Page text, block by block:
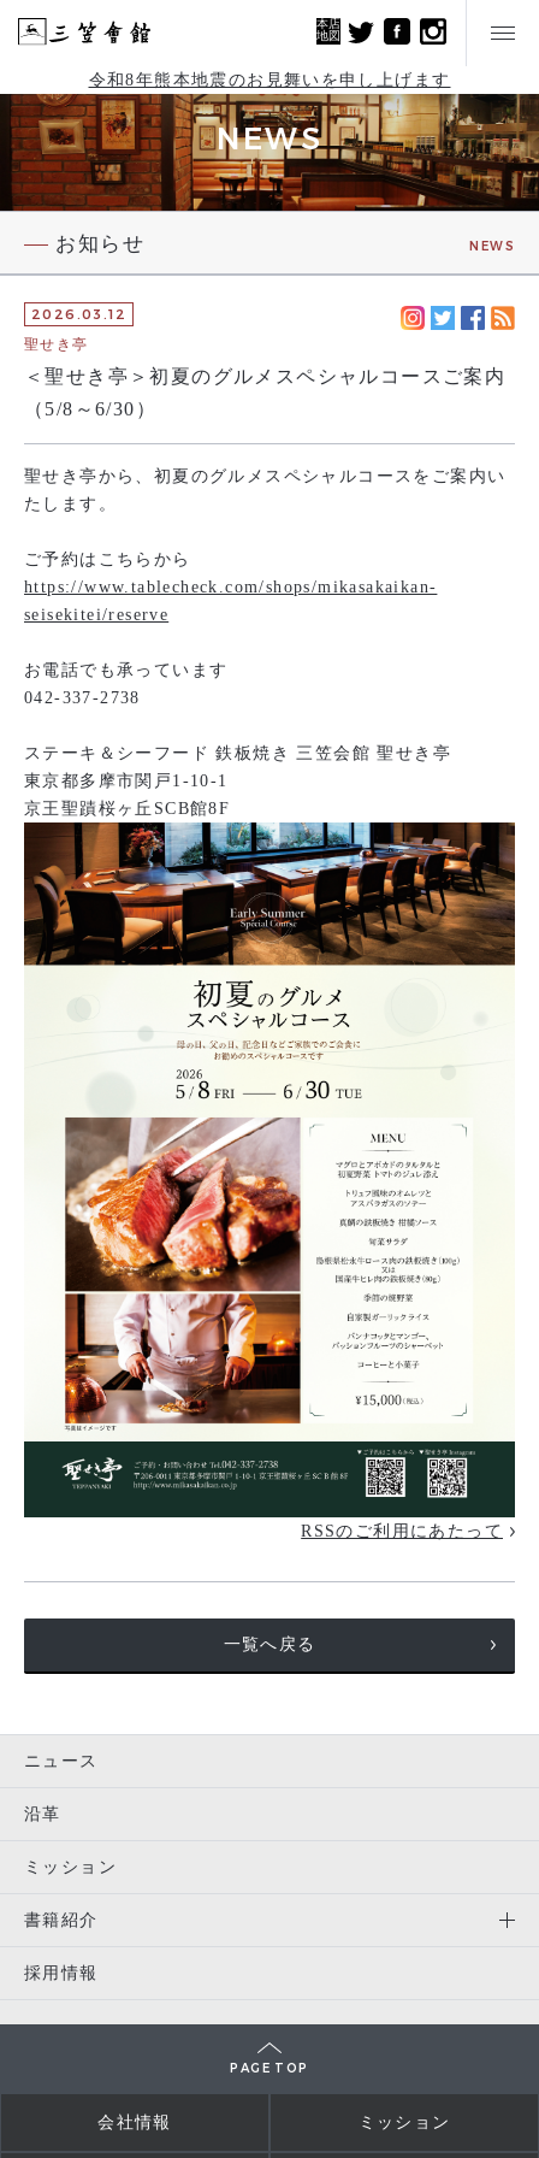
本店
地図
令和8年熊本地震のお見舞いを申し上げます
NEWS
お知らせ NEWS
2026.03.12
聖せき亭
＜聖せき亭＞初夏のグルメスペシャルコースご案内
（5/8～6/30）
聖せき亭から、初夏のグルメスペシャルコースをご案内い
たします。
ご予約はこちらから
https://www.tablecheck.com/shops/mikasakaikan-
seisekitei/reserve
お電話でも承っています
042-337-2738
ステーキ＆シーフード 鉄板焼き 三笠会館 聖せき亭
東京都多摩市関戸1-10-1
京王聖蹟桜ヶ丘SCB館8F
RSSのご利用にあたって
一覧へ戻る
ニュース
沿革
ミッション
書籍紹介
採用情報
PAGE TOP
会社情報 ミッション